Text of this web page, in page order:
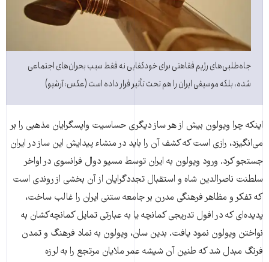
جاه‌طلبی‌های رژیم فقاهتی برای خودکفایی نه فقط سبب بحران‌های اجتماعی
شده، بلکه موسیقی ایران را هم تحت تأثیر قرار داده است (عکس: آرشیو)
اینکه چرا ویولون بیش از هر ساز دیگری حساسیت واپسگرایان مذهبی را بر
می‌انگیزد، رازی است که کشف آن را باید در منشاء پیدایش این ساز در ایران
جستجو کرد. ورود ویولون به ایران توسط مسیو دوال فرانسوی در اواخر
سلطنت ناصرالدین شاه و استقبال تجددگرایان از آن بخشی از روند‌ی است
که تفکر و مظاهر فرهنگی مدرن بر جامعه ستنی ایران را غالب ساخت،
پدیده‌ای که در افول تدریجی کمانچه یا به عبارتی تمایل کمانچه‌کشان به
نواختن ویولون نمود یافت. بدین سان، ویولون به نماد فرهنگ و تمدن
فرنگ مبدل شد که طنین آن شیشه عمر ملایان مرتجع را به لرزه